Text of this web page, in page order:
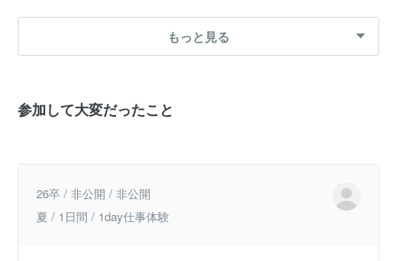
もっと見る
参加して大変だったこと
26卒 / 非公開 / 非公開
夏 / 1日間 / 1day仕事体験